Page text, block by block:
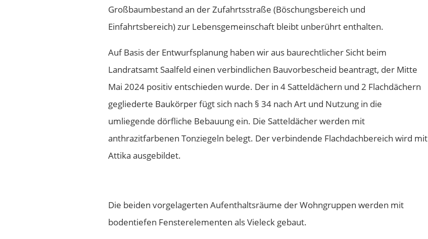
Großbaumbestand an der Zufahrtsstraße (Böschungsbereich und
Einfahrtsbereich) zur Lebensgemeinschaft bleibt unberührt enthalten.
Auf Basis der Entwurfsplanung haben wir aus baurechtlicher Sicht beim
Landratsamt Saalfeld einen verbindlichen Bauvorbescheid beantragt, der Mitte
Mai 2024 positiv entschieden wurde. Der in 4 Satteldächern und 2 Flachdächern
gegliederte Baukörper fügt sich nach § 34 nach Art und Nutzung in die
umliegende dörfliche Bebauung ein. Die Satteldächer werden mit
anthrazitfarbenen Tonziegeln belegt. Der verbindende Flachdachbereich wird mit
Attika ausgebildet.
Die beiden vorgelagerten Aufenthaltsräume der Wohngruppen werden mit
bodentiefen Fensterelementen als Vieleck gebaut.